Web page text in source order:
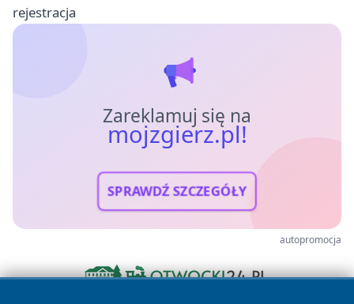
rejestracja
Zareklamuj się na
mojzgierz.pl!
SPRAWDŹ SZCZEGÓŁY
autopromocja